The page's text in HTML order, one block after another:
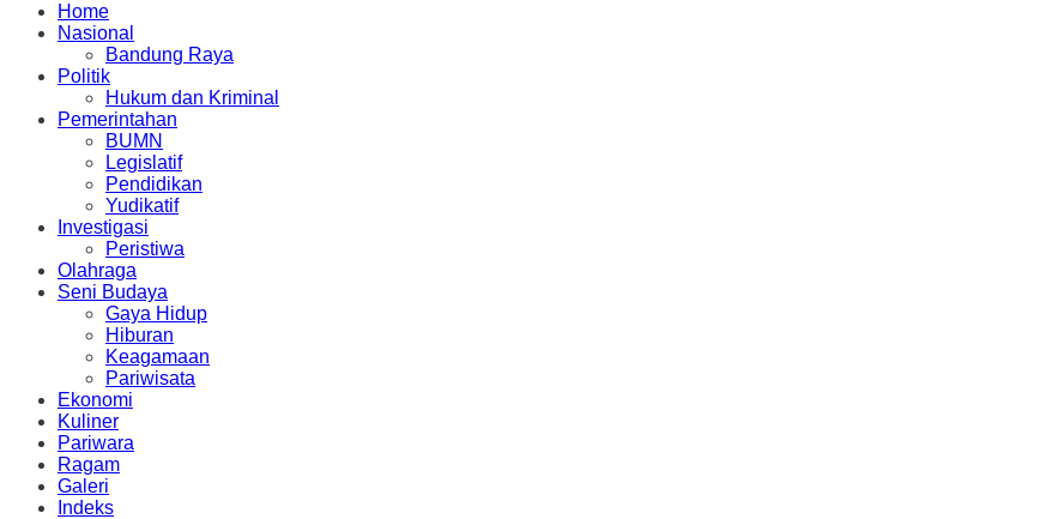
Home
Nasional
Bandung Raya
Politik
Hukum dan Kriminal
Pemerintahan
BUMN
Legislatif
Pendidikan
Yudikatif
Investigasi
Peristiwa
Olahraga
Seni Budaya
Gaya Hidup
Hiburan
Keagamaan
Pariwisata
Ekonomi
Kuliner
Pariwara
Ragam
Galeri
Indeks